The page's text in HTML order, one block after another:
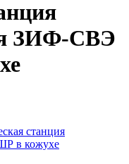
ЗИФ-СВЭ